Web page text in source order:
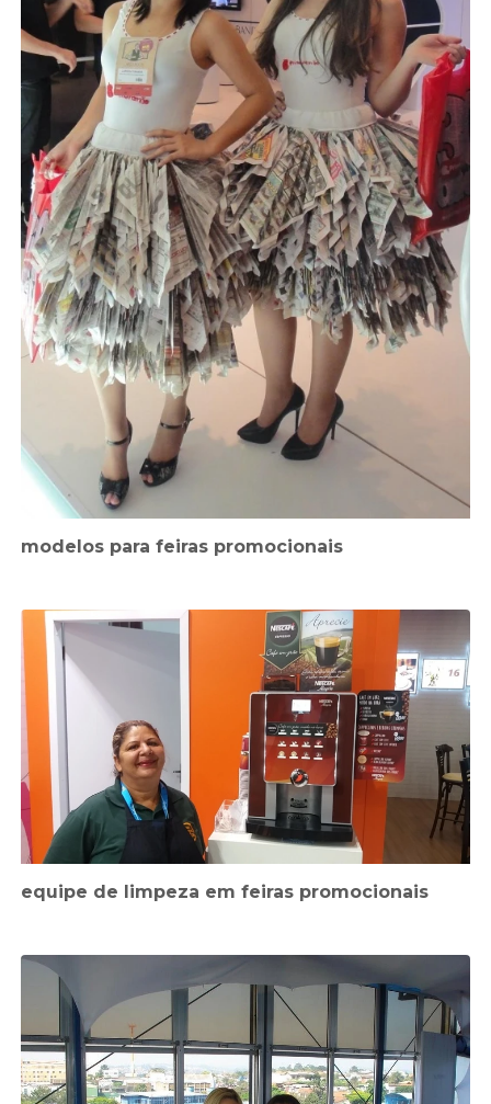
modelos para feiras promocionais
equipe de limpeza em feiras promocionais